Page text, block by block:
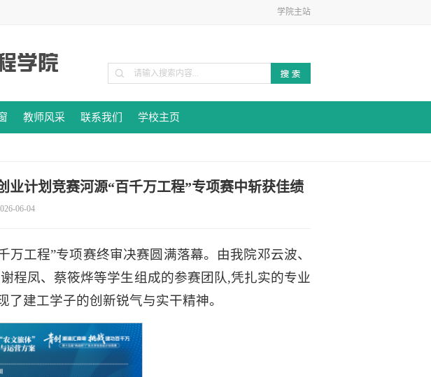
学院主站
教师风采 联系我们 学校主页
业计划竞赛河源“百千万工程”专项赛中斩获佳绩
06-04
工程”专项赛终审决赛圆满落幕。由我院邓云波、
程凤、蔡筱烨等学生组成的参赛团队,凭扎实的专业
建工学子的创新锐气与实干精神。